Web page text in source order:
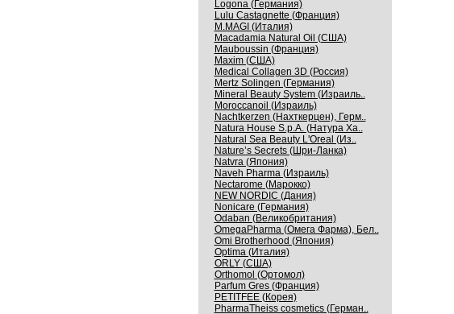
Logona (Германия)
Lulu Castagnette (Франция)
M.MAGI (Италия)
Macadamia Natural Oil (США)
Mauboussin (Франция)
Maxim (США)
Medical Collagen 3D (Россия)
Mertz Solingen (Германия)
Mineral Beauty System (Израиль..
Moroccanoil (Израиль)
Nachtkerzen (Нахткерцен), Герм..
Natura House S.p.A. (Натура Ха..
Natural Sea Beauty L'Oreal (Из..
Nature’s Secrets (Шри-Ланка)
Natvra (Япония)
Naveh Pharma (Израиль)
Nectarome (Марокко)
NEW NORDIC (Дания)
Nonicare (Германия)
Odaban (Великобритания)
OmegaPharma (Омега Фарма), Бел..
Omi Brotherhood (Япония)
Optima (Италия)
ORLY (США)
Orthomol (Ортомол)
Parfum Gres (Франция)
PETITFEE (Корея)
PharmaTheiss cosmetics (Герман..